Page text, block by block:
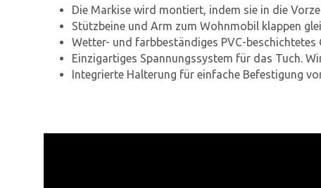
Die Markise wird montiert, indem sie in die
Stützbeine und Arm zum Wohnmobil klappen
Wetter- und farbbeständiges PVC-
Einzigartiges Spannungssystem für das Tuch.
Integrierte Halterung für einfache Befestigung